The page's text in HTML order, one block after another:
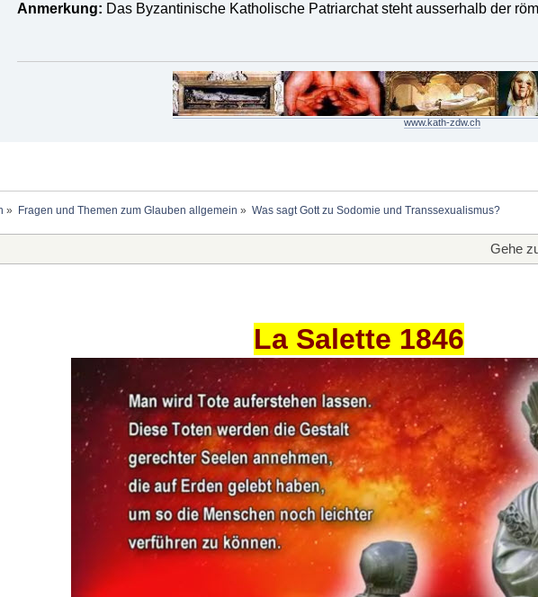
Anmerkung: Das Byzantinische Katholische Patriarchat steht ausserhalb der
www.kath-zdw.ch
» Fragen und Themen zum Glauben allgemein » Was sagt Gott zu Sodomie und Transsexualismus?
Gehe
La Salette 1846